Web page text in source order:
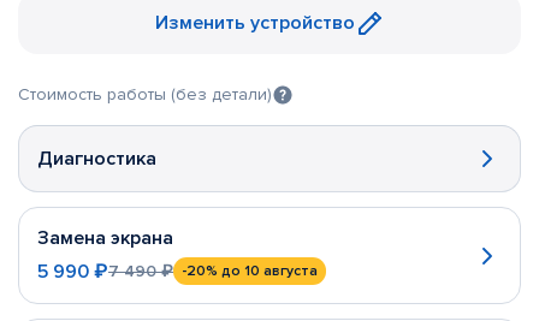
Изменить устройство
Стоимость работы (без детали)
Диагностика
Замена экрана
5 990 ₽7 490 ₽ -20% до 10 августа